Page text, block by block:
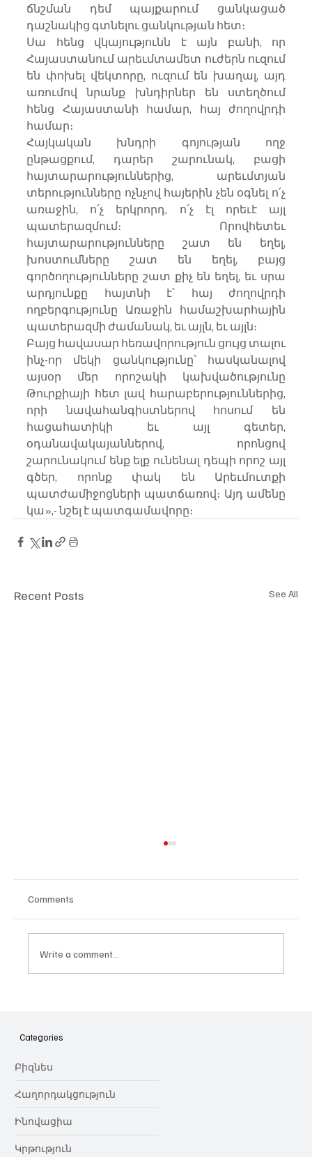
ճնշման դեմ պայքարում ցանկացած
դաշնակից գտնելու ցանկության հետ։
Սա հենց վկայությունն է այն բանի, որ
Հայաստանում արեւմտամետ ուժերն ուզում
են փոխել վեկտորը, ուզում են խաղալ, այդ
առումով նրանք խնդիրներ են ստեղծում
հենց Հայաստանի համար, հայ ժողովրդի
համար։
Հայկական խնդրի գոյության ողջ
ընթացքում, դարեր շարունակ, բացի
հայտարարություններից, արեւմտյան
տերությունները ոչնչով հայերին չեն օգնել ո՛չ
առաջին, ո՛չ երկրորդ, ո՛չ էլ որեւէ այլ
պատերազմում։ Որովհետեւ
հայտարարությունները շատ են եղել,
խոստումները շատ են եղել, բայց
գործողությունները շատ քիչ են եղել, եւ սրա
արդյունքը հայտնի է՝ հայ ժողովրդի
ողբերգությունը Առաջին համաշխարհային
պատերազմի ժամանակ, եւ այլն, եւ այլն։
Բայց հավասար հեռավորություն ցույց տալու
ինչ-որ մեկի ցանկությունը՝ հասկանալով
այսօր մեր որոշակի կախվածությունը
Թուրքիայի հետ լավ հարաբերություններից,
որի նավահանգիստներով հոսում են
հացահատիկի եւ այլ գետեր,
օդանավակայաններով, որոնցով
շարունակում ենք ելք ունենալ դեպի որոշ այլ
գծեր, որոնք փակ են Արեւմուտքի
պատժամիջոցների պատճառով։ Այդ ամենը
կա»,- նշել է պատգամավորը։
Recent Posts See All
նվիրում որոշում
Comments
Write a comment...
Categories
Բիզնես
Հաղորդակցություն
Ինովացիա
Կրթություն